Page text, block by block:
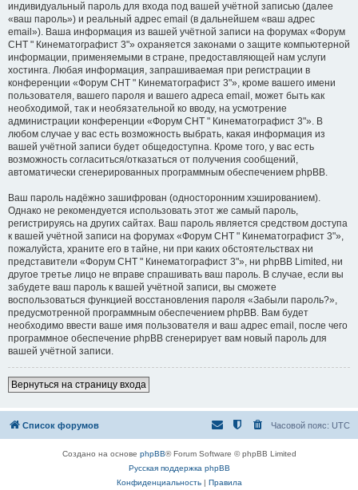
индивидуальный пароль для входа под вашей учётной записью (далее
«ваш пароль») и реальный адрес email (в дальнейшем «ваш адрес
email»). Ваша информация из вашей учётной записи на форумах «Форум
СНТ " Кинематографист 3"» охраняется законами о защите компьютерной
информации, применяемыми в стране, предоставляющей нам услуги
хостинга. Любая информация, запрашиваемая при регистрации в
конференции «Форум СНТ " Кинематографист 3"», кроме вашего имени
пользователя, вашего пароля и вашего адреса email, может быть как
необходимой, так и необязательной ко вводу, на усмотрение
администрации конференции «Форум СНТ " Кинематографист 3"». В
любом случае у вас есть возможность выбрать, какая информация из
вашей учётной записи будет общедоступна. Кроме того, у вас есть
возможность согласиться/отказаться от получения сообщений,
автоматически сгенерированных программным обеспечением phpBB.
Ваш пароль надёжно зашифрован (односторонним хэшированием).
Однако не рекомендуется использовать этот же самый пароль,
регистрируясь на других сайтах. Ваш пароль является средством доступа
к вашей учётной записи на форумах «Форум СНТ " Кинематографист 3"»,
пожалуйста, храните его в тайне, ни при каких обстоятельствах ни
представители «Форум СНТ " Кинематографист 3"», ни phpBB Limited, ни
другое третье лицо не вправе спрашивать ваш пароль. В случае, если вы
забудете ваш пароль к вашей учётной записи, вы сможете
воспользоваться функцией восстановления пароля «Забыли пароль?»,
предусмотренной программным обеспечением phpBB. Вам будет
необходимо ввести ваше имя пользователя и ваш адрес email, после чего
программное обеспечение phpBB сгенерирует вам новый пароль для
вашей учётной записи.
Вернуться на страницу входа
Список форумов Часовой пояс: UTC
Создано на основе phpBB® Forum Software © phpBB Limited
Русская поддержка phpBB
Конфиденциальность| Правила